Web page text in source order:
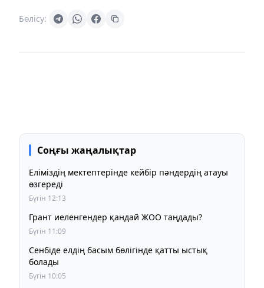
Бөлісу:
Соңғы жаңалықтар
Еліміздің мектептерінде кейбір пәндердің атауы
өзгереді
Бүгін 12:13
Грант иеленгендер қандай ЖОО таңдады?
Бүгін 11:09
Сенбіде елдің басым бөлігінде қатты ыстық
болады
Бүгін 10:05